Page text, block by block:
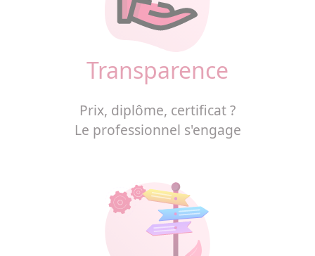
Transparence
Prix, diplôme, certificat ?
Le professionnel s'engage